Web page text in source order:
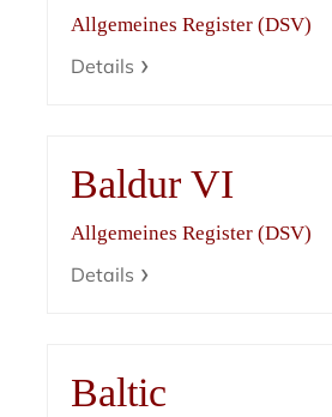
Allgemeines Register (DSV)
Details
Baldur VI
Allgemeines Register (DSV)
Details
Baltic